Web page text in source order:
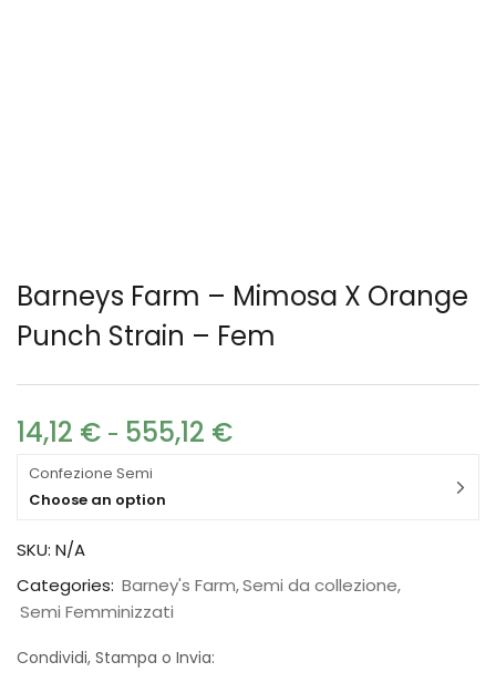
Barneys Farm – Mimosa X Orange
Punch Strain – Fem
14,12 € - 555,12 €
Confezione Semi
Choose an option
SKU: N/A
Categories: Barney's Farm Semi da collezione
Semi Femminizzati
Condividi, Stampa o Invia: